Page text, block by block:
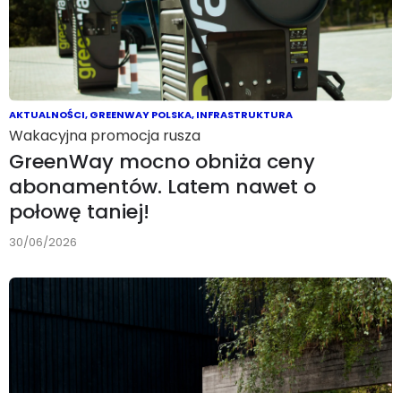
AKTUALNOŚCI,GREENWAY POLSKA,INFRASTRUKTURA
Wakacyjna promocja rusza
GreenWay mocno obniża ceny
abonamentów. Latem nawet o
połowę taniej!
30/06/2026